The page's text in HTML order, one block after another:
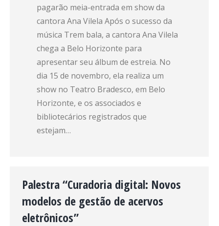
pagarão meia-entrada em show da
cantora Ana Vilela Após o sucesso da
música Trem bala, a cantora Ana Vilela
chega a Belo Horizonte para
apresentar seu álbum de estreia. No
dia 15 de novembro, ela realiza um
show no Teatro Bradesco, em Belo
Horizonte, e os associados e
bibliotecários registrados que
estejam…
Palestra “Curadoria digital: Novos
modelos de gestão de acervos
eletrônicos”